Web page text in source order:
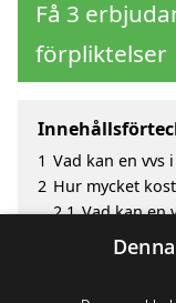
Få 3
förpliktelser
1 Vad kan en vvs
2 Hur mycket
2.1 Vad kan en
Fördelar med
Sök efter en